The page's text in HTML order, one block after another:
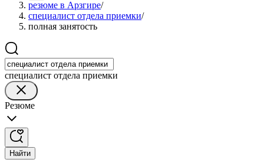
резюме в Арзгире/
специалист отдела приемки/
полная занятость
специалист отдела приемки
Резюме
Найти